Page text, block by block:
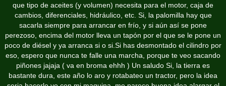
que tipo de aceites (y volumen) necesita para el motor, caja de
cambios, diferenciales, hidráulico, etc. Si, la palomilla hay que
sacarla siempre para arrancar en frío, y si aún así se pone
perezoso, encima del motor lleva un tapón por el que se le pone un
poco de diésel y ya arranca si o si.Si has desmontado el cilindro por
eso, espero que nunca te falle una marcha, porque te veo sacando
piñones jajaja ( va en broma ehhh ) Un saludo Si, la tierra es
bastante dura, este año lo aro y rotabateo un tractor, pero la idea